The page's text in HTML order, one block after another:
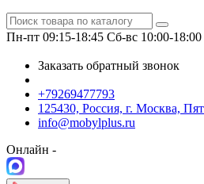
Пн-пт 09:15-18:45 Сб-вс 10:00-18:00
Заказать обратный звонок
+79269477793
125430, Россия, г. Москва,
info@mobylplus.ru
Онлайн -